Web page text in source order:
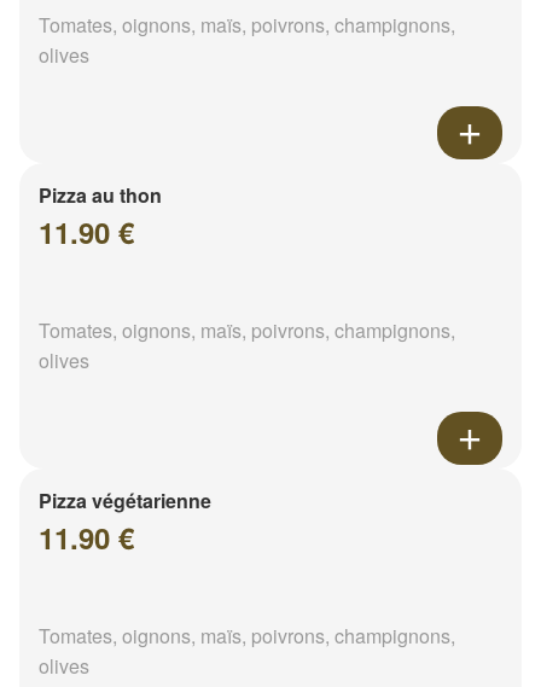
Tomates, oignons, maïs, poivrons, champignons,
olives
Pizza au thon
11.90 €
Tomates, oignons, maïs, poivrons, champignons,
olives
Pizza végétarienne
11.90 €
Tomates, oignons, maïs, poivrons, champignons,
olives